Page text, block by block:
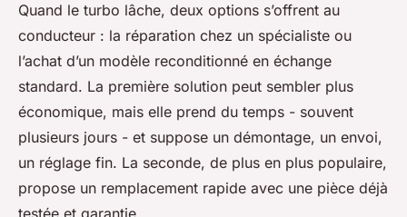
Quand le turbo lâche, deux options s’offrent au
conducteur : la réparation chez un spécialiste ou
l’achat d’un modèle reconditionné en échange
standard. La première solution peut sembler plus
économique, mais elle prend du temps - souvent
plusieurs jours - et suppose un démontage, un envoi,
un réglage fin. La seconde, de plus en plus populaire,
propose un remplacement rapide avec une pièce déjà